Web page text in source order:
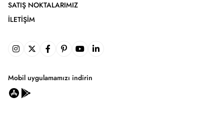
SATIŞ NOKTALARIMIZ
İLETIŞIM
Mobil uygulamamızı indirin